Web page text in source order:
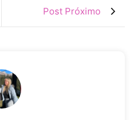
Post Próximo